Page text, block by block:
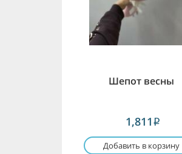
Шепот весны
1,811 i
Добавить в корзину